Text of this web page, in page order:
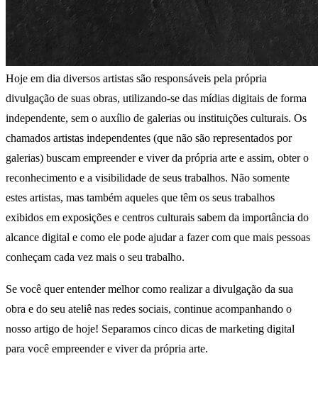
Hoje em dia diversos artistas são responsáveis pela própria
divulgação de suas obras, utilizando-se das mídias digitais de forma
independente, sem o auxílio de galerias ou instituições culturais. Os
chamados artistas independentes (que não são representados por
galerias) buscam empreender e viver da própria arte e assim, obter o
reconhecimento e a visibilidade de seus trabalhos. Não somente
estes artistas, mas também aqueles que têm os seus trabalhos
exibidos em exposições e centros culturais sabem da importância do
alcance digital e como ele pode ajudar a fazer com que mais pessoas
conheçam cada vez mais o seu trabalho.
Se você quer entender melhor como realizar a divulgação da sua
obra e do seu ateliê nas redes sociais, continue acompanhando o
nosso artigo de hoje! Separamos cinco dicas de marketing digital
para você empreender e viver da própria arte.